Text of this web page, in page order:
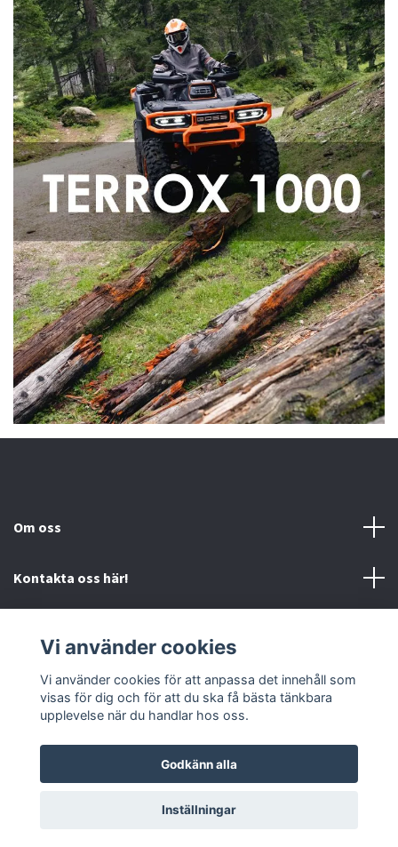
Om oss
Kontakta oss här!
Sociala medier
© 2026 Mc-Butiken
Vi använder cookies
Vi använder cookies för att anpassa det innehåll som
visas för dig och för att du ska få bästa tänkbara
upplevelse när du handlar hos oss.
Godkänn alla
Inställningar